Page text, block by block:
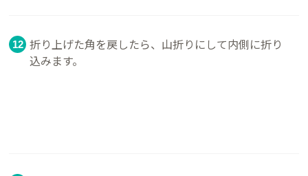
折り上げた角を戻したら、山折りにして内側に折り
込みます。